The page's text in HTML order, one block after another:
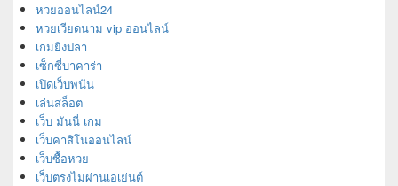
หวยออนไลน์24
หวยเวียดนาม vip ออนไลน์
เกมยิงปลา
เซ็กซี่บาคาร่า
เปิดเว็บพนัน
เล่นสล็อต
เว็บ มันนี่ เกม
เว็บคาสิโนออนไลน์
เว็บซื้อหวย
เว็บตรงไม่ผ่านเอเย่นต์